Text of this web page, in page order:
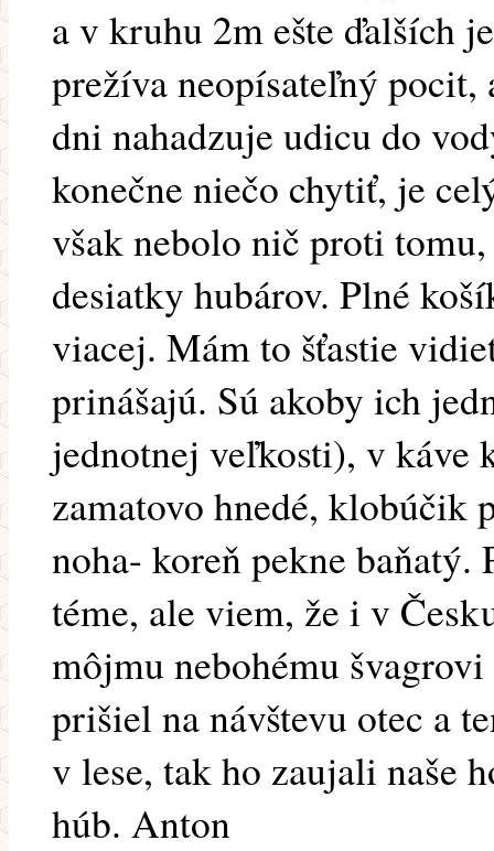
a v kruhu 2m ešte ďalších
prežíva neopísateľný
dni nahadzuje udicu do
konečne niečo chytiť, je
však nebolo nič proti
desiatky hubárov. Plné
viacej. Mám to šťastie
prinášajú. Sú akoby ich
jednotnej veľkosti), v káve
zamatovo hnedé, klobúčik
noha- koreň pekne baňatý.
téme, ale viem, že i v
môjmu nebohému
prišiel na návštevu otec a
v lese, tak ho zaujali naše
húb. Anton